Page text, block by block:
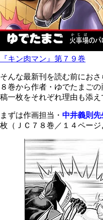
『キン肉マン』第７９巻
そんな最新刊を読む前にお
８巻から作者・ゆでたまご
稿一枚をそれぞれ理由も添え
まずは作画担当・ 中井義則先
枚（ＪＣ７８巻／１４ページ